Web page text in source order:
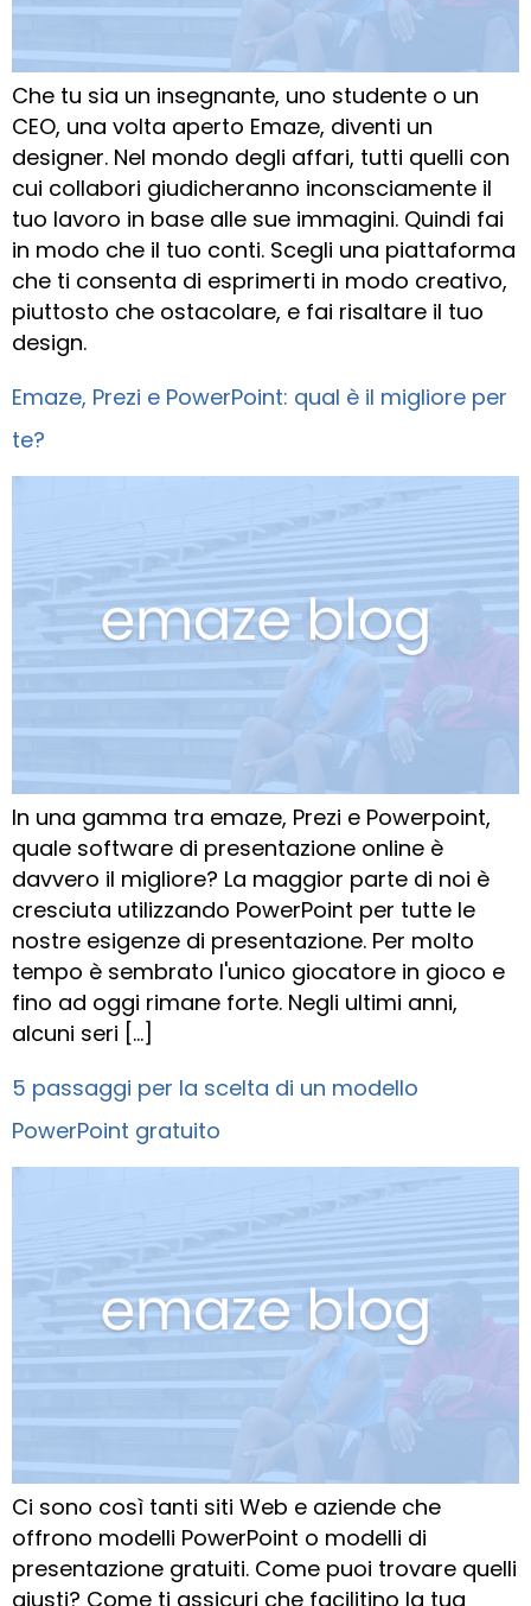
Che tu sia un insegnante, uno studente o un
CEO, una volta aperto Emaze, diventi un
designer. Nel mondo degli affari, tutti quelli con
cui collabori giudicheranno inconsciamente il
tuo lavoro in base alle sue immagini. Quindi fai
in modo che il tuo conti. Scegli una piattaforma
che ti consenta di esprimerti in modo creativo,
piuttosto che ostacolare, e fai risaltare il tuo
design.
Emaze, Prezi e PowerPoint: qual è il migliore per
te?
In una gamma tra emaze, Prezi e Powerpoint,
quale software di presentazione online è
davvero il migliore? La maggior parte di noi è
cresciuta utilizzando PowerPoint per tutte le
nostre esigenze di presentazione. Per molto
tempo è sembrato l'unico giocatore in gioco e
fino ad oggi rimane forte. Negli ultimi anni,
alcuni seri […]
5 passaggi per la scelta di un modello
PowerPoint gratuito
Ci sono così tanti siti Web e aziende che
offrono modelli PowerPoint o modelli di
presentazione gratuiti. Come puoi trovare quelli
giusti? Come ti assicuri che facilitino la tua